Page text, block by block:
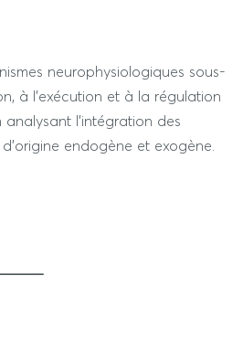
s’appuyant davantage sur des
cet enseignement propose une
sportif, comme le produit d'une
permanente entre l'organisme
neurophysiologiques sous-
à l’exécution et à la régulation
l’intégration des
endogène et exogène.